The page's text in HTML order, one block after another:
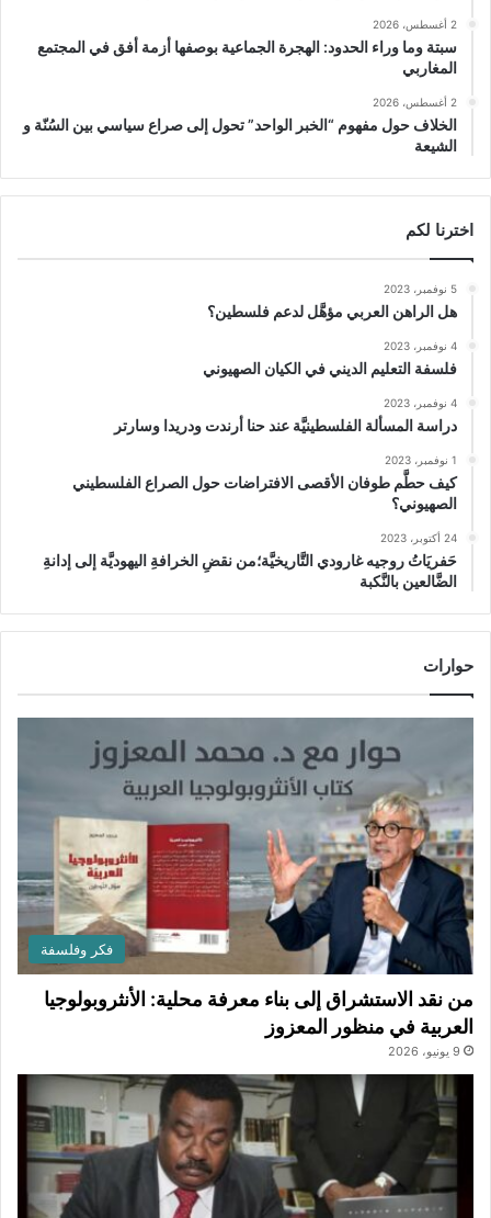
2 أغسطس، 2026
سبتة وما وراء الحدود: الهجرة الجماعية بوصفها أزمة أفق في المجتمع
المغاربي
2 أغسطس، 2026
الخلاف حول مفهوم “الخبر الواحد” تحول إلى صراع سياسي بين السُنّة و
الشيعة
اخترنا لكم
5 نوفمبر، 2023
هل الراهن العربي مؤهَّل لدعم فلسطين؟
4 نوفمبر، 2023
فلسفة التعليم الديني في الكيان الصهيوني
4 نوفمبر، 2023
دراسة المسألة الفلسطينيَّة عند حنا أرندت ودريدا وسارتر
1 نوفمبر، 2023
كيف حطَّم طوفان الأقصى الافتراضات حول الصراع الفلسطيني
الصهيوني؟
24 أكتوبر، 2023
حَفريَاتُ روجيه غارودي التَّاريخيَّة؛من نقضِ الخرافةِ اليهوديَّة إلى إدانةِ
الضَّالعين بالنَّكبة
حوارات
فكر وفلسفة
من نقد الاستشراق إلى بناء معرفة محلية: الأنثروبولوجيا
العربية في منظور المعزوز
9 يونيو، 2026